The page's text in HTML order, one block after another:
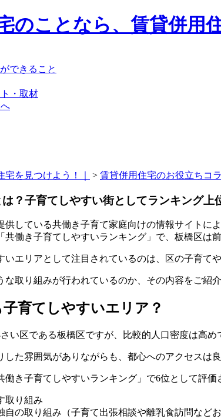
のことなら、賃貸併用
できること
・取材
を見つけよう！｜ > 賃貸併用住宅のお役立ちコ
？子育てしやすい街としてランキング上
供している共働き子育て家庭向けの情報サイトに
共働き子育てしやすいランキング」で、板橋区は
いエリアとして注目されているのは、区の子育て
な取り組みが行われているのか、その内容をご紹介
育てしやすいエリア？
い区である板橋区ですが、比較的人口密度は高
した雰囲気がありながらも、都心へのアクセスは
働き子育てしやすいランキング」で6位として評
取り組み
自の取り組み（子育て出張相談や離乳食訪問など